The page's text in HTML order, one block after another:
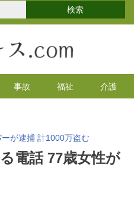
事故 福祉 介護
が逮捕 計1000万盗む
ナで高齢者の被害が多発
を解消へ 江戸川区
電話 77歳女性が